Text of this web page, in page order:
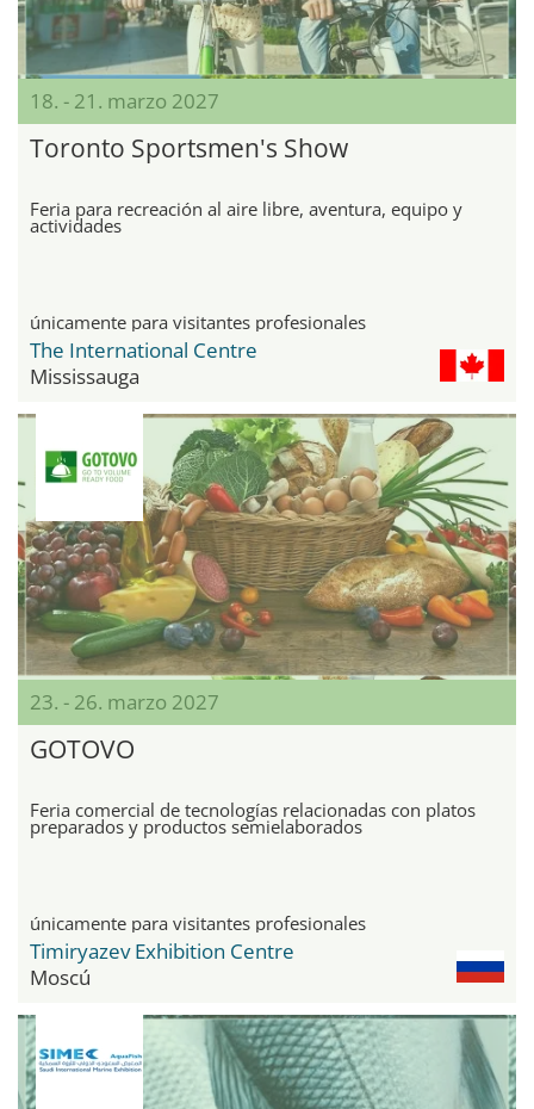
18. - 21. marzo 2027
Toronto Sportsmen's Show
Feria para recreación al aire libre, aventura, equipo y
actividades
únicamente para visitantes profesionales
The International Centre
Mississauga
23. - 26. marzo 2027
GOTOVO
Feria comercial de tecnologías relacionadas con platos
preparados y productos semielaborados
únicamente para visitantes profesionales
Timiryazev Exhibition Centre
Moscú